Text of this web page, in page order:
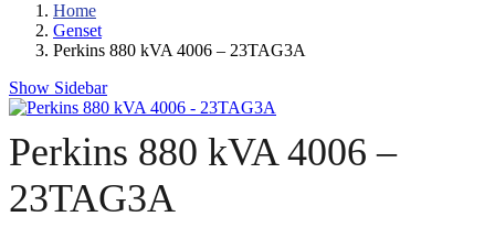
Home
Genset
Perkins 880 kVA 4006 – 23TAG3A
Show Sidebar
Perkins 880 kVA 4006 –
23TAG3A